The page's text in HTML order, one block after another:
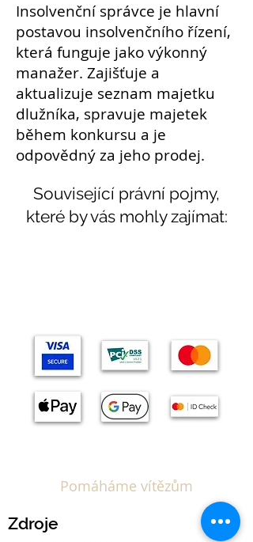
Insolvenční správce je hlavní
postavou insolvenčního řízení,
která funguje jako výkonný
manažer. Zajišťuje a
aktualizuje seznam majetku
dlužníka, spravuje majetek
během konkursu a je
odpovědný za jeho prodej.
Související právní pojmy,
které by vás mohly zajímat:
Pomáháme vítězům
Zdroje